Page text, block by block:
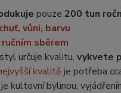
pouze 200 tun
chuť, vůni, barvu
ručním sběrem
určuje kvalitu, vykvete
kvalitě je potřeba
kultovní bylinou,